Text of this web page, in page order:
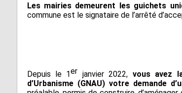
Le
Appels d’offres
Les mairies demeurent les guichets
commune est le signataire de l’arrêté
Depuis le 1er janvier 2022, vous avez
d’Urbanisme (GNAU) votre demande